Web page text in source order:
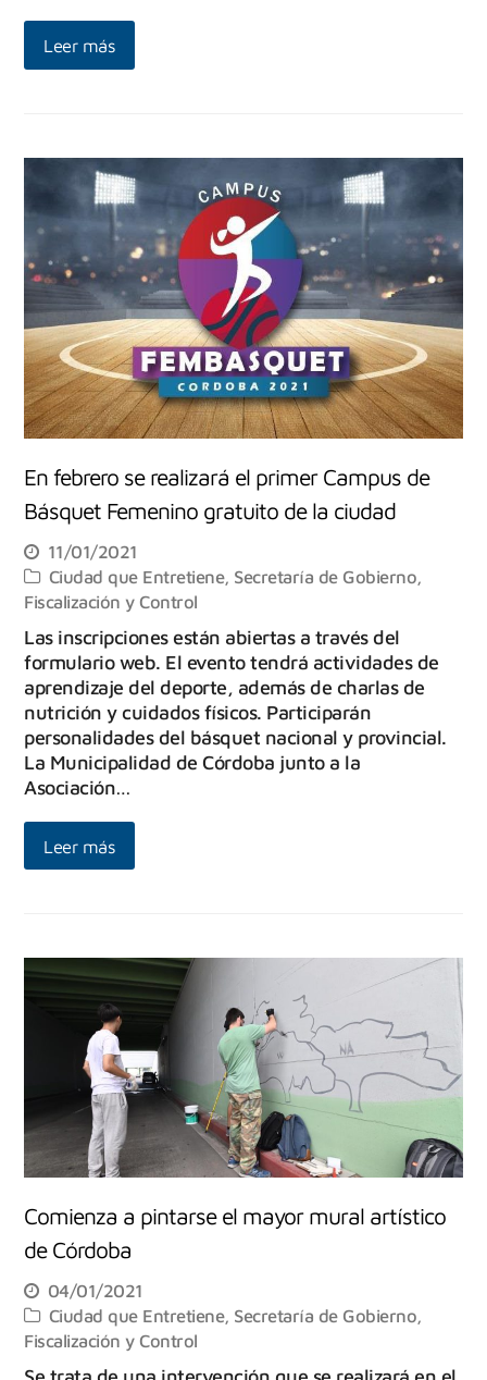
Leer más
En febrero se realizará el primer Campus de
Básquet Femenino gratuito de la ciudad
11/01/2021
Ciudad que Entretiene, Secretaría de Gobierno,
Fiscalización y Control
Las inscripciones están abiertas a través del
formulario web. El evento tendrá actividades de
aprendizaje del deporte, además de charlas de
nutrición y cuidados físicos. Participarán
personalidades del básquet nacional y provincial.
La Municipalidad de Córdoba junto a la
Asociación…
Leer más
Comienza a pintarse el mayor mural artístico
de Córdoba
04/01/2021
Ciudad que Entretiene, Secretaría de Gobierno,
Fiscalización y Control